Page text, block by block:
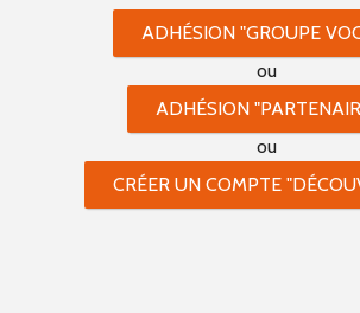
ADHÉSION "GROUPE
ou
ADHÉSION
ou
CRÉER UN COMPTE